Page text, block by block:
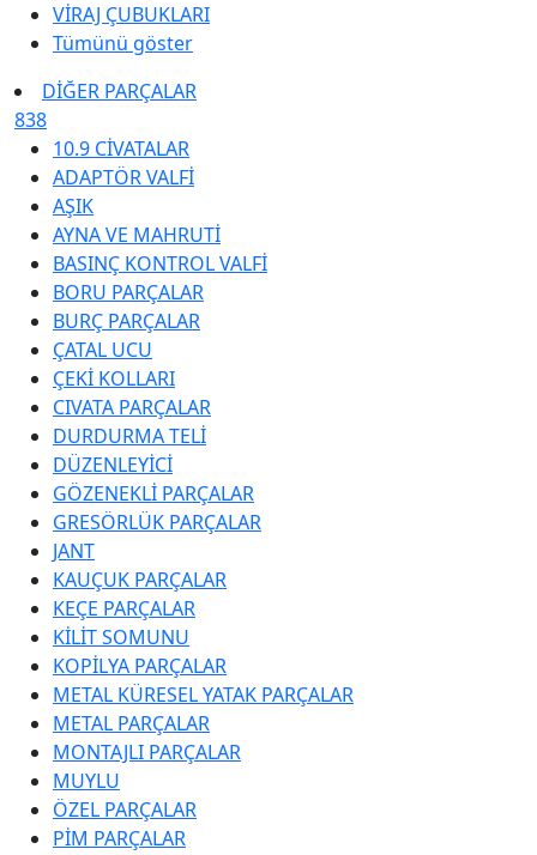
VİRAJ ÇUBUKLARI
Tümünü göster
DİĞER PARÇALAR
838
10.9 CİVATALAR
ADAPTÖR VALFİ
AŞIK
AYNA VE MAHRUTİ
BASINÇ KONTROL VALFİ
BORU PARÇALAR
BURÇ PARÇALAR
ÇATAL UCU
ÇEKİ KOLLARI
CIVATA PARÇALAR
DURDURMA TELİ
DÜZENLEYİCİ
GÖZENEKLİ PARÇALAR
GRESÖRLÜK PARÇALAR
JANT
KAUÇUK PARÇALAR
KEÇE PARÇALAR
KİLİT SOMUNU
KOPİLYA PARÇALAR
METAL KÜRESEL YATAK PARÇALAR
METAL PARÇALAR
MONTAJLI PARÇALAR
MUYLU
ÖZEL PARÇALAR
PİM PARÇALAR